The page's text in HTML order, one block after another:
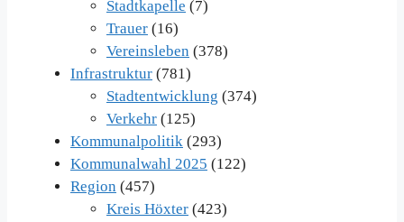
Stadtkapelle (7)
Trauer (16)
Vereinsleben (378)
Infrastruktur (781)
Stadtentwicklung (374)
Verkehr (125)
Kommunalpolitik (293)
Kommunalwahl 2025 (122)
Region (457)
Kreis Höxter (423)